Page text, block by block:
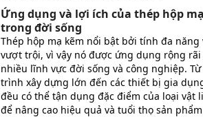
Ứng dụng và lợi ích của thép hộp
trong đời sống
Thép hộp mạ kẽm nổi bật bởi tính đa năng
vượt trội, vì vậy nó được ứng dụng rộng
nhiều lĩnh vực đời sống và công nghiệp. Từ
trình xây dựng lớn đến các thiết bị gia
đều có thể tận dụng đặc điểm của loại vật
để nâng cao hiệu quả và tuổi thọ sản